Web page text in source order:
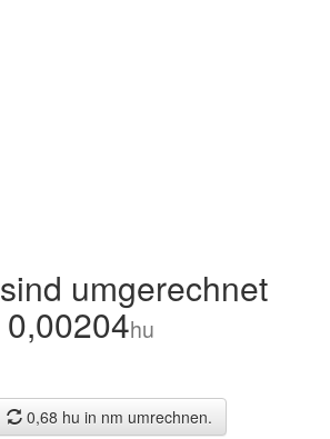
sind umgerechnet
0,00204hu
0,68 hu in nm umrechnen.